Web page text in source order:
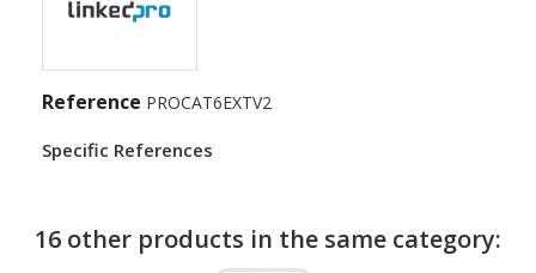
Reference PROCAT6EXTV2
Specific References
16 other products in the same category: